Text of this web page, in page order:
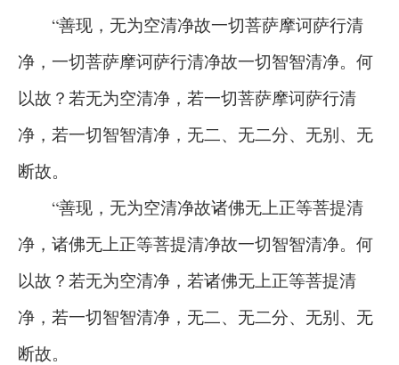
“善现，无为空清净故一切菩萨摩诃萨行清
净，一切菩萨摩诃萨行清净故一切智智清净。何
以故？若无为空清净，若一切菩萨摩诃萨行清
净，若一切智智清净，无二、无二分、无别、无
断故。
“善现，无为空清净故诸佛无上正等菩提清
净，诸佛无上正等菩提清净故一切智智清净。何
以故？若无为空清净，若诸佛无上正等菩提清
净，若一切智智清净，无二、无二分、无别、无
断故。